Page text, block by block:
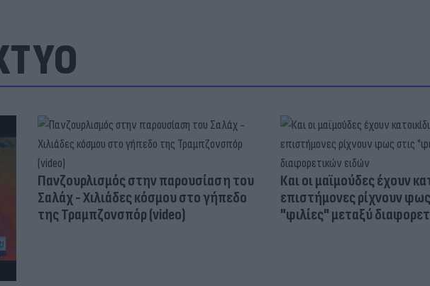
Πανζουρλισμός στην παρουσίαση του
Σαλάχ - Χιλιάδες κόσμου στο γήπεδο
της Τραμπζονσπόρ (video)
Και οι μαϊμούδες έχουν
επιστήμονες ρίχνουν
"φιλίες" μεταξύ